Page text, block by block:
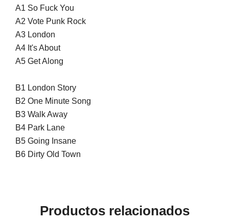
A1 So Fuck You
A2 Vote Punk Rock
A3 London
A4 It's About
A5 Get Along
B1 London Story
B2 One Minute Song
B3 Walk Away
B4 Park Lane
B5 Going Insane
B6 Dirty Old Town
Productos relacionados